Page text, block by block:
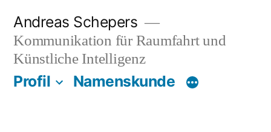
Inhalt
springen
Andreas Schepers
Kommunikation für Raumfahrt und
Künstliche Intelligenz
Profil Namenskunde